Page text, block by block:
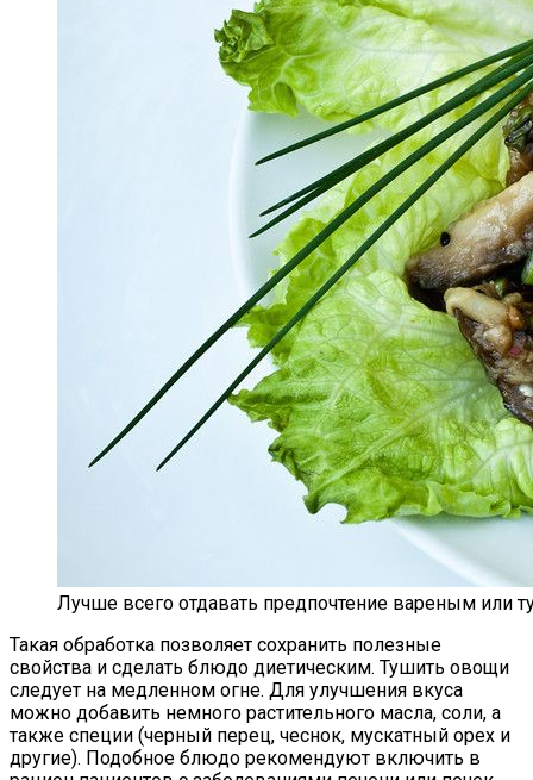
Лучше всего отдавать предпочтение вареным или
Такая обработка позволяет сохранить полезные
свойства и сделать блюдо диетическим. Тушить овощи
следует на медленном огне. Для улучшения вкуса
можно добавить немного растительного масла, соли, а
также специи (черный перец, чеснок, мускатный орех и
другие). Подобное блюдо рекомендуют включить в